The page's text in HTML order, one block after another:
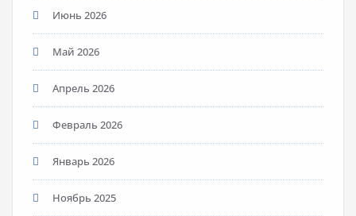
Июнь 2026
Май 2026
Апрель 2026
Февраль 2026
Январь 2026
Ноябрь 2025